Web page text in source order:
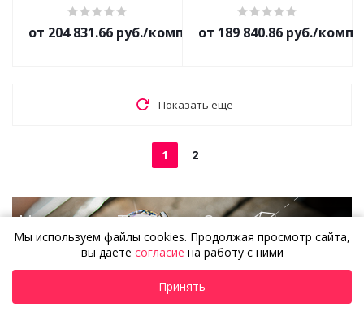
от 204 831.66 руб./комплектот 189 840.86 руб./
Показать еще
1 2
Не нашли То Самое?
Создайте эксклюзивное
украшение
по собственному дизайну!
Подробнее
Мы используем файлы cookies. Продолжая просмотр сайта,
вы даёте согласие на работу с ними
Принять